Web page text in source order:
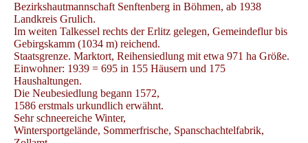
Bezirkshautmannschaft Senftenberg in Böhmen, ab 1938
Landkreis Grulich.
Im weiten Talkessel rechts der Erlitz gelegen, Gemeindeflur bis
Gebirgskamm (1034 m) reichend.
Staatsgrenze. Marktort, Reihensiedlung mit etwa 971 ha Größe.
Einwohner: 1939 = 695 in 155 Häusern und 175
Haushaltungen.
Die Neubesiedlung begann 1572,
1586 erstmals urkundlich erwähnt.
Sehr schneereiche Winter,
Wintersportgelände, Sommerfrische, Spanschachtelfabrik,